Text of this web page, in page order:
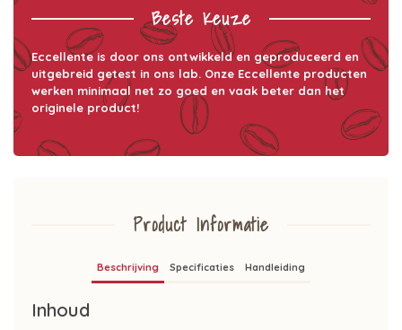
Beste Keuze
Eccellente is door ons ontwikkeld en geproduceerd en
uitgebreid getest in ons lab. Onze Eccellente producten
werken minimaal net zo goed en vaak beter dan het
originele product!
Product Informatie
Beschrijving Specificaties Handleiding
Inhoud